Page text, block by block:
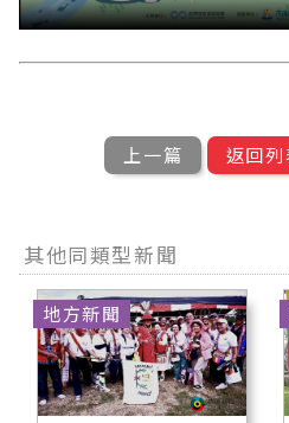
上一篇 返回列
其他同類型新聞
地方新聞